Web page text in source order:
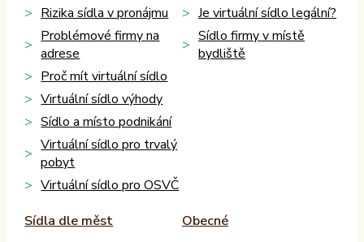
Rizika sídla v pronájmu
Problémové firmy na
adrese
Proč mít virtuální sídlo
Virtuální sídlo výhody
Sídlo a místo podnikání
Virtuální sídlo pro trvalý
pobyt
Virtuální sídlo pro OSVČ
Je virtuální sídlo legální?
Sídlo firmy v místě
bydliště
Sídla dle měst
Obecné